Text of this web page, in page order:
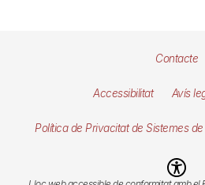
Contacte
Accessibilitat Avís
Política de Privacitat de Sistemes
Imagen